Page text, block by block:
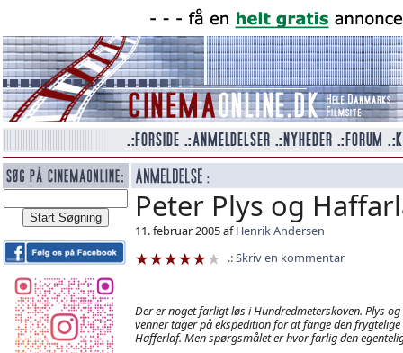
Peter Plys og
11. februar 2005 afHenrik Andersen
Skriv en kommentar
Der er noget farligt løs i Hundredmeterskoven. Plys og
venner tager på ekspedition for at fange den frygtelige
Hafferlaf. Men spørgsmålet er hvor farlig den